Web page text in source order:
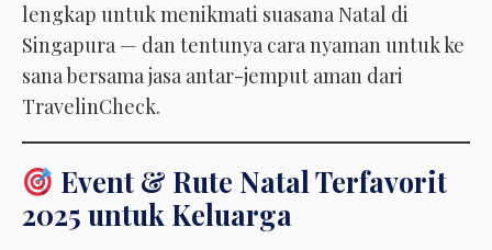
lengkap untuk menikmati suasana Natal di
Singapura — dan tentunya cara nyaman untuk ke
sana bersama jasa antar-jemput aman dari
TravelinCheck.
Event & Rute Natal Terfavorit
2025 untuk Keluarga